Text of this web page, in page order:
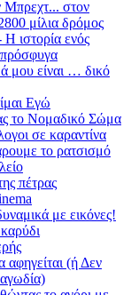
Μπρεχτ... στον
μίλια δρόμος
Η ιστορία ενός
πρόσφυγα
μου είναι … δικό
Εγώ
το Νομαδικό Σώμα
σε καραντίνα
το ρατσισμό
πέτρας
με εικόνες!
(ή Δεν